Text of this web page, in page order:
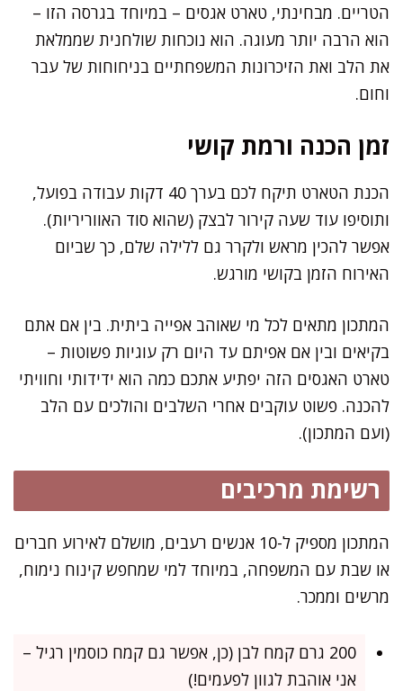
הטריים. מבחינתי, טארט אגסים – במיוחד בגרסה הזו –
הוא הרבה יותר מעוגה. הוא נוכחות שולחנית שממלאת
את הלב ואת הזיכרונות המשפחתיים בניחוחות של עבר
וחום.
זמן הכנה ורמת קושי
הכנת הטארט תיקח לכם בערך 40 דקות עבודה בפועל,
ותוסיפו עוד שעה קירור לבצק (שהוא סוד האווריריות).
אפשר להכין מראש ולקרר גם ללילה שלם, כך שביום
האירוח הזמן בקושי מורגש.
המתכון מתאים לכל מי שאוהב אפייה ביתית. בין אם אתם
בקיאים ובין אם אפיתם עד היום רק עוגיות פשוטות –
טארט האגסים הזה יפתיע אתכם כמה הוא ידידותי וחוויתי
להכנה. פשוט עוקבים אחרי השלבים והולכים עם הלב
(ועם המתכון).
רשימת מרכיבים
המתכון מספיק ל-10 אנשים רעבים, מושלם לאירוע חברים
או שבת עם המשפחה, במיוחד למי שמחפש קינוח נימוח,
מרשים וממכר.
200 גרם קמח לבן (כן, אפשר גם קמח כוסמין רגיל –
אני אוהבת לגוון לפעמים!)